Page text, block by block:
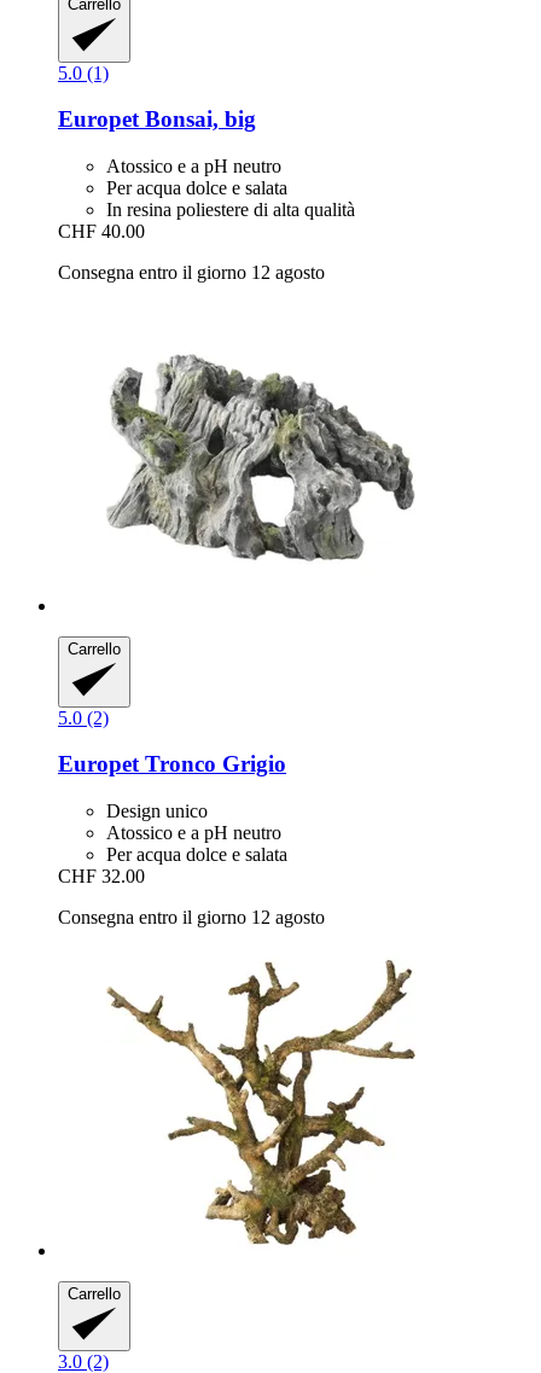
Carrello
5.0 (1)
EuropetBonsai, big
Atossico e a pH neutro
Per acqua dolce e salata
In resina poliestere di alta qualità
CHF 40.00
Consegna entro il giorno 12 agosto
Carrello
5.0 (2)
EuropetTronco Grigio
Design unico
Atossico e a pH neutro
Per acqua dolce e salata
CHF 32.00
Consegna entro il giorno 12 agosto
Carrello
3.0 (2)